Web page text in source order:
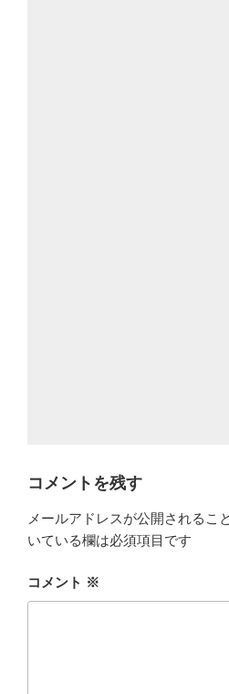
コメントを残す
メールアドレスが公開されるこ
いている欄は必須項目です
コメント ※